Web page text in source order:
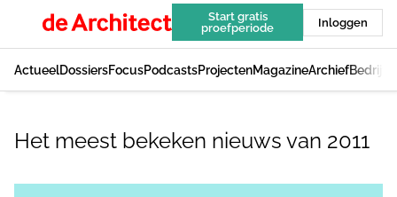
Start gratis
proefperiode
Inloggen
ActueelDossiersFocusPodcastsProjectenMagazineArchief
Het meest bekeken nieuws van 2011